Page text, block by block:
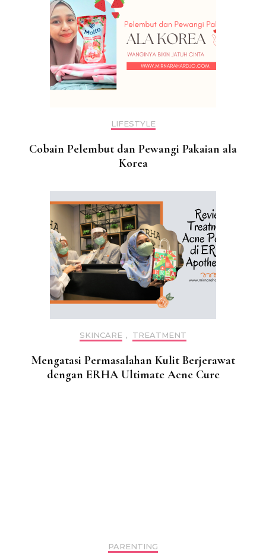
LIFESTYLE
Cobain Pelembut dan Pewangi Pakaian ala
Korea
SKINCARE , TREATMENT
Mengatasi Permasalahan Kulit Berjerawat
dengan ERHA Ultimate Acne Cure
PARENTING